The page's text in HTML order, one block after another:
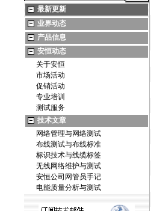
最新更新
业界动态
产品信息
安恒动态
关于安恒
市场活动
促销活动
专业培训
测试服务
技术文章
网络管理与网络测试
布线测试与布线标准
标识技术与线缆标签
无线网络维护与测试
安恒公司网管员手记
电能质量分析与测试